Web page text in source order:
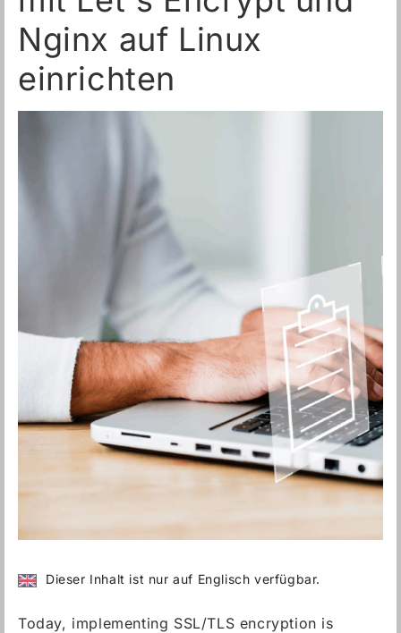
Nginx auf Linux
einrichten
Dieser Inhalt ist nur auf Englisch verfügbar.
Today, implementing SSL/TLS encryption is